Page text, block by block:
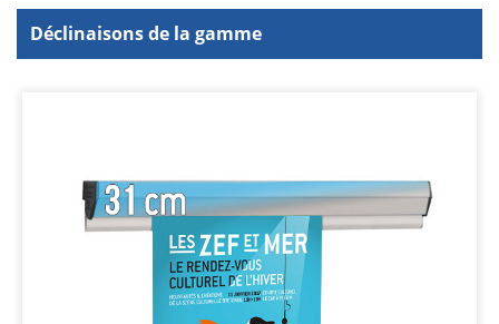
Déclinaisons de la gamme